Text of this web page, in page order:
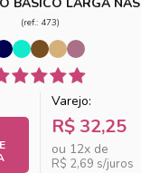
LATERAIS
(ref.: 473)
Varejo:
R$ 32,25
ou 12x de
R$ 2,69 s/juros